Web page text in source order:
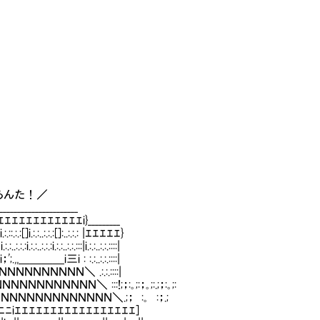
！／
ｴｴｴｴｴｴｴｴｴｴi}_________
|ｴｴｴｴｴ}
ｲi；';.,,＿＿＿＿i三i : :.:..:.:.::::|
ＮＮＮＮＮＮＮＮＮＮ＼ .:.:.::::|
ＮＮＮＮＮＮＮＮＮＮＮ＼ :::!;；:｡;:；｡;:.;；:｡;:
ＮＮＮＮＮＮＮＮＮＮＮＮＮ＼.;； :｡ :；.;
ﾆﾆﾆiｴｴｴｴｴｴｴｴｴｴｴｴｴｴｴｴｴ]